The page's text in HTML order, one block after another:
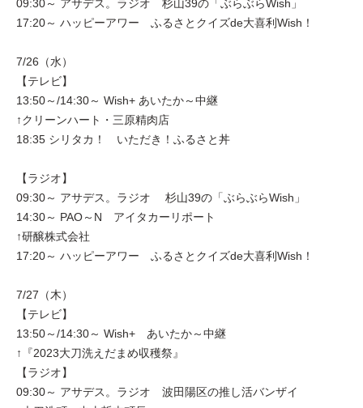
09:30～ アサデス。ラジオ 杉山39の「ぶらぶらWish」
17:20～ ハッピーアワー ふるさとクイズde大喜利Wish！
7/26（水）
【テレビ】
13:50～/14:30～ Wish+ あいたか～中継
↑クリーンハート・三原精肉店
18:35 シリタカ！ いただき！ふるさと丼
【ラジオ】
09:30～ アサデス。ラジオ 杉山39の「ぶらぶらWish」
14:30～ PAO～N アイタカーリポート
↑研醸株式会社
17:20～ ハッピーアワー ふるさとクイズde大喜利Wish！
7/27（木）
【テレビ】
13:50～/14:30～ Wish+ あいたか～中継
↑『2023大刀洗えだまめ収穫祭』
【ラジオ】
09:30～ アサデス。ラジオ 波田陽区の推し活バンザイ